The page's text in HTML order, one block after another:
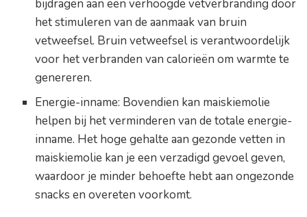
bijdragen aan een verhoogde vetverbranding door
het stimuleren van de aanmaak van bruin
vetweefsel. Bruin vetweefsel is verantwoordelijk
voor het verbranden van calorieën om warmte te
genereren.
Energie-inname: Bovendien kan maiskiemolie
helpen bij het verminderen van de totale energie-
inname. Het hoge gehalte aan gezonde vetten in
maiskiemolie kan je een verzadigd gevoel geven,
waardoor je minder behoefte hebt aan ongezonde
snacks en overeten voorkomt.